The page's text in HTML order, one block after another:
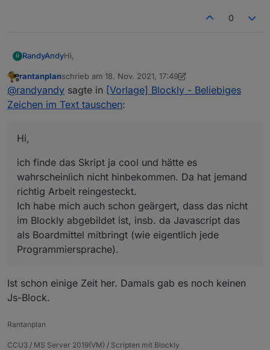
0
R RandyAndyHi,
ich finde das Skript ja cool und hätte es
wahrscheinlich nicht hinbekommen. Da hat jemand
richtig Arbeit reingesteckt.
Hier mal ein Link wie ich das gemacht habe:
Offline
rantanplanschrieb am 18. Nov. 2021, 17:49
zuletzt editiert von rantanplan
@randyandy sagte in [Vorlage] Blockly - Beliebiges
Zeichen im Text tauschen:
Hi,
ich finde das Skript ja cool und hätte es
wahrscheinlich nicht hinbekommen. Da hat jemand
richtig Arbeit reingesteckt.
Ich habe mich auch schon geärgert, dass das nicht
im Blockly abgebildet ist, insb. da Javascript das
als Boardmittel mitbringt (wie eigentlich jede
Programmiersprache).
Ist schon einige Zeit her. Damals gab es noch keinen
Js-Block.
Rantanplan
CCU3 / MS Server 2019(VM) / Scripten mit Blockly